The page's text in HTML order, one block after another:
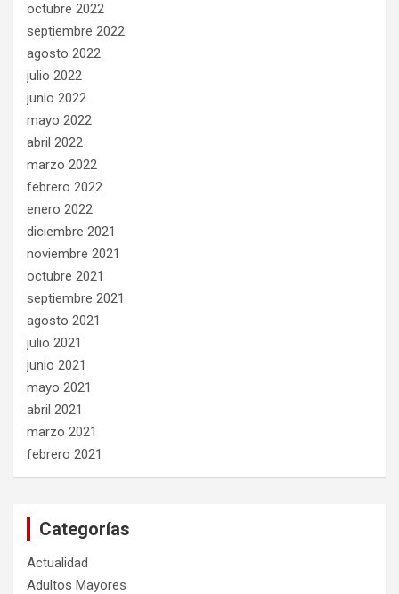
octubre 2022
septiembre 2022
agosto 2022
julio 2022
junio 2022
mayo 2022
abril 2022
marzo 2022
febrero 2022
enero 2022
diciembre 2021
noviembre 2021
octubre 2021
septiembre 2021
agosto 2021
julio 2021
junio 2021
mayo 2021
abril 2021
marzo 2021
febrero 2021
Categorías
Actualidad
Adultos Mayores